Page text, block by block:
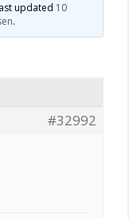
updated 10
.
#32992